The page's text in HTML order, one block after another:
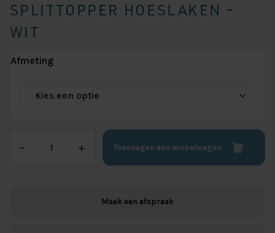
SPLITTOPPER HOESLAKEN –
WIT
Afmeting
–
Jersey
+ Toevoegen aan winkelwagen
Maak een afspraak